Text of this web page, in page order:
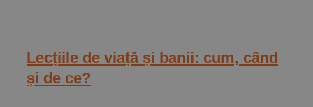
Lecțiile de viață și banii: cum, când
și de ce?